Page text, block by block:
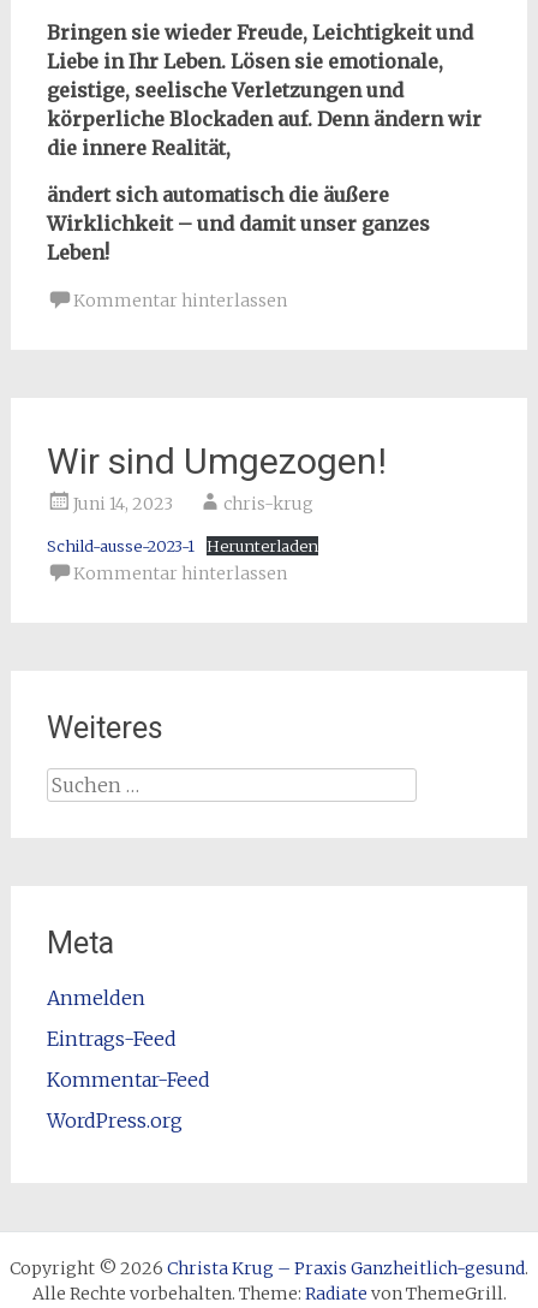
Bringen sie wieder Freude, Leichtigkeit und
Liebe in Ihr Leben. Lösen sie emotionale,
geistige, seelische Verletzungen und
körperliche Blockaden auf. Denn ändern wir
die innere Realität,
ändert sich automatisch die äußere
Wirklichkeit – und damit unser ganzes
Leben!
Kommentar hinterlassen
Wir sind Umgezogen!
Juni 14, 2023 chris-krug
Schild-ausse-2023-1 Herunterladen
Kommentar hinterlassen
Weiteres
Suchen
Meta
Anmelden
Eintrags-Feed
Kommentar-Feed
WordPress.org
Copyright © 2026 Christa Krug – Praxis Ganzheitlich-gesund.
Alle Rechte vorbehalten. Theme: Radiate von ThemeGrill.